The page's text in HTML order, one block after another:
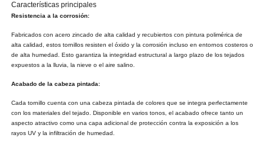
Características principales
Resistencia a la corrosión:
Fabricados con acero zincado de alta calidad y recubiertos con pintura polimérica de
alta calidad, estos tornillos resisten el óxido y la corrosión incluso en entornos costeros o
de alta humedad. Esto garantiza la integridad estructural a largo plazo de los tejados
expuestos a la lluvia, la nieve o el aire salino.
Acabado de la cabeza pintada:
Cada tornillo cuenta con una cabeza pintada de colores que se integra perfectamente
con los materiales del tejado. Disponible en varios tonos, el acabado ofrece tanto un
aspecto atractivo como una capa adicional de protección contra la exposición a los
rayos UV y la infiltración de humedad.